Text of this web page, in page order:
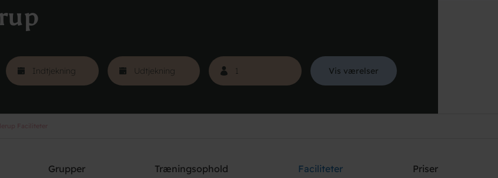
Vis værelser
Grupper Træningsophold Faciliteter Priser